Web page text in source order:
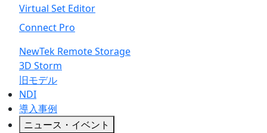
Virtual Set Editor
Connect Pro
NewTek Remote Storage
3D Storm
旧モデル
NDI
導入事例
ニュース・イベント